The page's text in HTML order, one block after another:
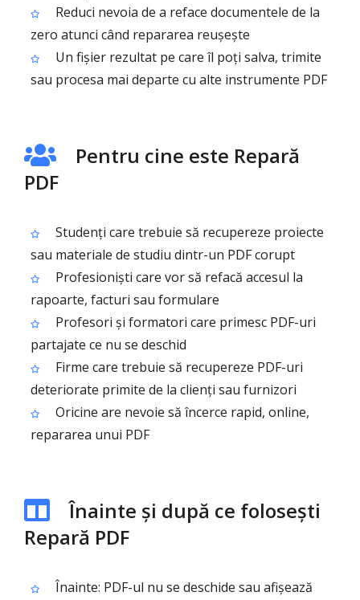
Reduci nevoia de a reface documentele de la
zero atunci când repararea reușește
Un fișier rezultat pe care îl poți salva, trimite
sau procesa mai departe cu alte instrumente PDF
Pentru cine este Repară
PDF
Studenți care trebuie să recupereze proiecte
sau materiale de studiu dintr-un PDF corupt
Profesioniști care vor să refacă accesul la
rapoarte, facturi sau formulare
Profesori și formatori care primesc PDF-uri
partajate ce nu se deschid
Firme care trebuie să recupereze PDF-uri
deteriorate primite de la clienți sau furnizori
Oricine are nevoie să încerce rapid, online,
repararea unui PDF
Înainte și după ce folosești
Repară PDF
Înainte: PDF-ul nu se deschide sau afișează